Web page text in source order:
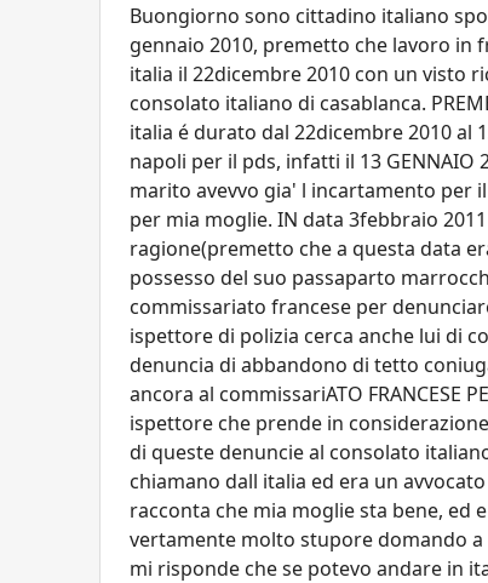
Buongiorno sono cittadino italiano
gennaio 2010, premetto che lavoro in
italia il 22dicembre 2010 con un visto
consolato italiano di casablanca.
italia é durato dal 22dicembre 2010
napoli per il pds, infatti il 13
marito avevvo gia' l incartamento per
per mia moglie. IN data 3febbraio
ragione(premetto che a questa data
possesso del suo passaparto
commissariato francese per
ispettore di polizia cerca anche lui di
denuncia di abbandono di tetto
ancora al commissariATO FRANCESE
ispettore che prende in
di queste denuncie al consolato
chiamano dall italia ed era un
racconta che mia moglie sta bene, ed
vertamente molto stupore domando a
mi risponde che se potevo andare in